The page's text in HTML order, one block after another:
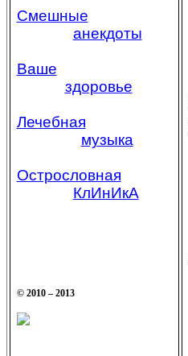
Смешные
анекдоты
Ваше
здоровье
Лечебная
музыка
Острословная
КлИнИкА
© 2010 – 2013